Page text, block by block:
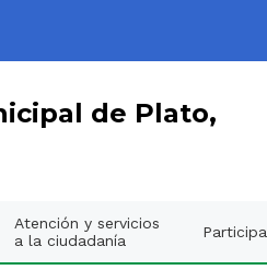
de Plato,
Atención y servicios
a la ciudadanía
Participa